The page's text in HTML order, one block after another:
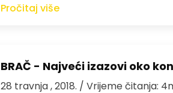
Pročitaj više
BRAČ - Najveći izazovi oko
28 travnja , 2018. / Vrijeme čitanja: